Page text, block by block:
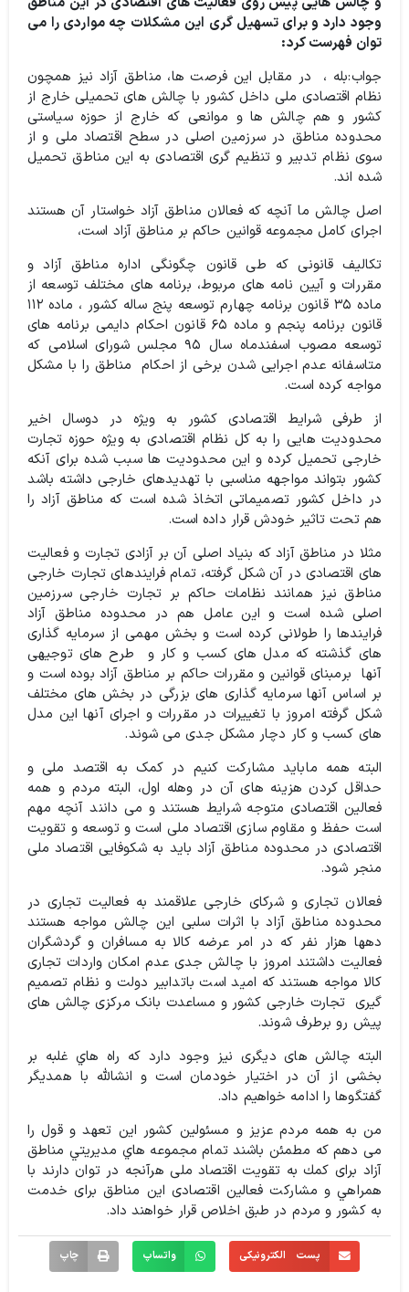
وجود دارد و برای تسهیل گری این مشکلات چه مواردی را می
توان فهرست کرد:
جواب:بله ، در مقابل این فرصت ها، مناطق آزاد نیز همچون
نظام اقتصادی ملی داخل کشور با چالش های تحمیلی خارج از
کشور و هم چالش ها و موانعی که خارج از حوزه سیاستی
محدوده مناطق در سرزمین اصلی در سطح اقتصاد ملی و از
سوی نظام تدبیر و تنظیم گری اقتصادی به این مناطق تحمیل
شده اند.
اصل چالش ما آنچه که فعالان مناطق آزاد خواستار آن هستند
اجرای کامل مجموعه قوانین حاکم بر مناطق آزاد است،
تکالیف قانونی که طی قانون چگونگی اداره مناطق آزاد و
مقررات و آیین نامه های مربوط، برنامه های مختلف توسعه از
ماده ۳۵ قانون برنامه چهارم توسعه پنج ساله کشور ، ماده ۱۱۲
قانون برنامه پنجم و‌ ماده ۶۵ قانون احکام دايمی برنامه های
توسعه مصوب اسفندماه سال ۹۵ مجلس شورای اسلامی که
متاسفانه عدم اجرایی شدن برخی از احکام مناطق را با مشکل
مواجه کرده است.
از طرفی شرایط اقتصادی کشور به ویژه در دوسال اخیر
محدودیت هایی را به کل نظام اقتصادی به ویژه حوزه تجارت
خارجی تحمیل کرده و این محدودیت ها سبب شده برای آنکه
کشور بتواند مواجهه مناسبی با تهدیدهای خارجی داشته باشد
در داخل کشور تصمیماتی اتخاذ شده است که مناطق آزاد را
هم تحت تاثیر خودش قرار داده است.
مثلا در مناطق آزاد که بنیاد اصلی آن بر آزادی تجارت و فعالیت
های اقتصادی در آن شکل گرفته، تمام فرایندهای تجارت خارجی
مناطق نیز همانند نظامات حاکم بر تجارت خارجی سرزمین
اصلی شده است و این عامل هم در محدوده مناطق آزاد
فرایندها را طولانی کرده است و بخش مهمی از سرمایه گذاری
های گذشته که مدل های کسب و کار و طرح های توجیهی
آنها برمبنای قوانین و مقررات حاکم بر مناطق آزاد بوده است و
بر اساس آنها سرمایه گذاری های بزرگی در بخش های مختلف
شکل گرفته امروز با تغییرات در مقررات و اجرای آنها این مدل
های کسب و کار دچار مشکل جدی می شوند.
البته همه ماباید مشارکت کنیم در کمک به اقتصد ملی و
حداقل کردن هزینه های آن در وهله اول، البته مردم و همه
فعالین اقتصادی متوجه شرایط هستند و می دانند آنچه مهم
است حفظ و مقاوم سازی اقتصاد ملی است و توسعه و تقویت
اقتصادی در محدوده مناطق آزاد باید به شکوفایی اقتصاد ملی
منجر شود.
فعالان تجاری و شرکای خارجی علاقمند به فعالیت تجاری در
محدوده مناطق آزاد با اثرات سلبی این چالش مواجه هستند
دهها هزار نفر که در امر عرضه کالا به مسافران و گردشگران
فعالیت داشتند امروز با چالش جدی عدم امکان واردات تجاری
کالا مواجه هستند که امید است باتدابیر دولت و نظام تصمیم
گیری تجارت خارجی کشور و مساعدت بانک مرکزی چالش های
پیش رو برطرف شوند.
البته چالش های دیگری نیز وجود دارد که راه هاي غلبه بر
بخشی از آن در اختیار خودمان است و انشالله با همدیگر
گفتگوها را ادامه خواهیم داد.
من به همه مردم عزیز و مسئولین کشور این تعهد و قول را
می دهم که مطمئن باشند تمام مجموعه هاي مدیریتي مناطق
آزاد برای كمك به تقویت اقتصاد ملی هرآنجه در توان دارند با
همراهي و مشاركت فعالین اقتصادی اين مناطق برای خدمت
به كشور و مردم در طبق اخلاص قرار خواهند داد.
پست الکترونیکی واتساپ چاپ